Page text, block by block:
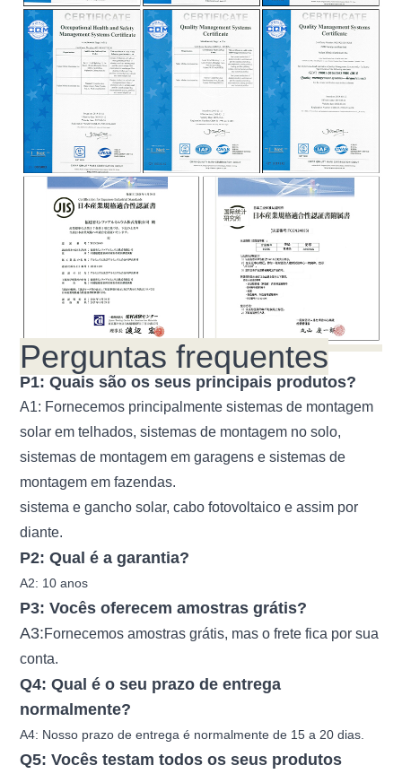
Perguntas frequentes
P1: Quais são os seus principais produtos?
A1: Fornecemos principalmente sistemas de montagem
solar em telhados, sistemas de montagem no solo,
sistemas de montagem em garagens e sistemas de
montagem em fazendas.
sistema e gancho solar, cabo fotovoltaico e assim por
diante.
P2: Qual é a garantia?
A2: 10 anos
P3: Vocês oferecem amostras grátis?
A3:Fornecemos amostras grátis, mas o frete fica por sua
conta.
Q4: Qual é o seu prazo de entrega
normalmente?
A4: Nosso prazo de entrega é normalmente de 15 a 20 dias.
Q5: Vocês testam todos os seus produtos